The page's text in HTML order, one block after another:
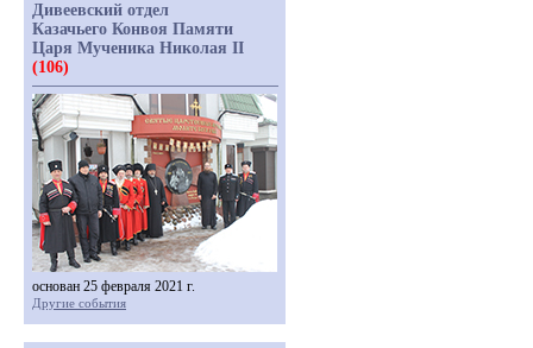
Дивеевский отдел
Казачьего Конвоя Памяти
Царя Мученика Николая II
(106)
основан 25 февраля 2021 г.
Другие события